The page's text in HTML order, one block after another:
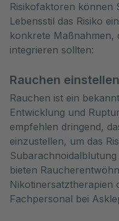
Risikofaktoren können
Lebensstil das Risiko
konkrete Maßnahmen,
integrieren sollten:
Rauchen einstellen
Rauchen ist ein
Entwicklung und
empfehlen dringend,
einzustellen, um das
bieten
Nikotinersatztherapien
Fachpersonal bei